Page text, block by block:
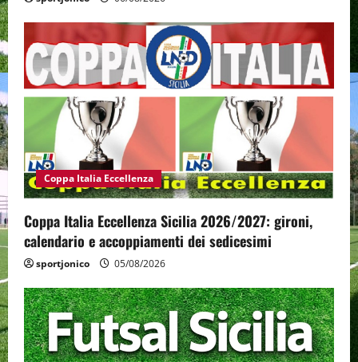
Coppa Italia Eccellenza
Coppa Italia Eccellenza Sicilia 2026/2027: gironi,
calendario e accoppiamenti dei sedicesimi
sportjonico 05/08/2026